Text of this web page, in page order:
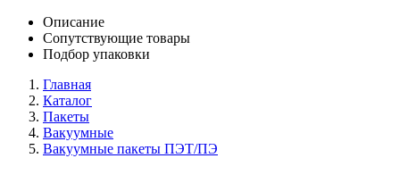
Описание
Сопутствующие товары
Подбор упаковки
Главная
Каталог
Пакеты
Вакуумные
Вакуумные пакеты ПЭТ/ПЭ